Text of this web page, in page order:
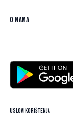
O nama
Uslovi korištenja